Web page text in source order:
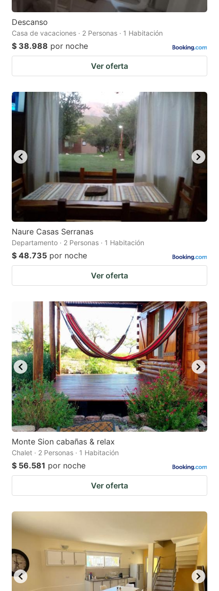
Descanso
Casa de vacaciones · 2 Personas · 1 Habitación
$ 38.988 por noche
Ver oferta
Naure Casas Serranas
Departamento · 2 Personas · 1 Habitación
$ 48.735 por noche
Ver oferta
Monte Sion cabañas & relax
Chalet · 2 Personas · 1 Habitación
$ 56.581 por noche
Ver oferta